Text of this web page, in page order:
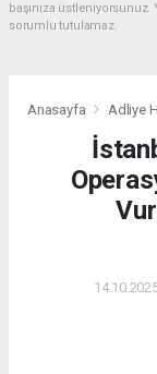
başınıza
sorumlu tutulamaz.
Anasayfa Adliye